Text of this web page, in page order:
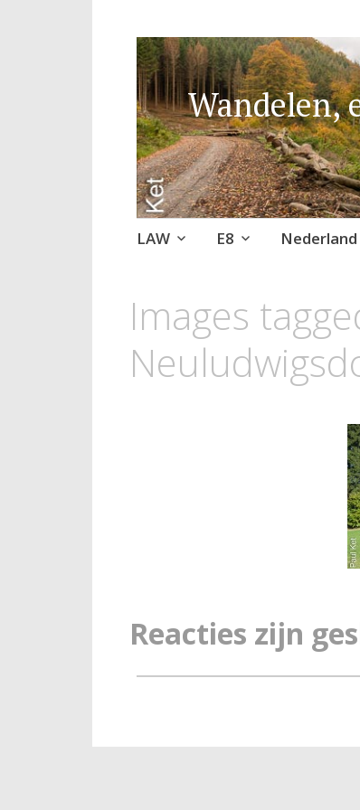
Wandelen,
Naar
LAW E8 Nederland
Images
Reacties zijn